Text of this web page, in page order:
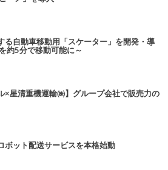
る自動車移動用「スケーター」を開発・導
約5分で移動可能に～
×星清重機運輸㈱】グループ会社で販売力の
ボット配送サービスを本格始動